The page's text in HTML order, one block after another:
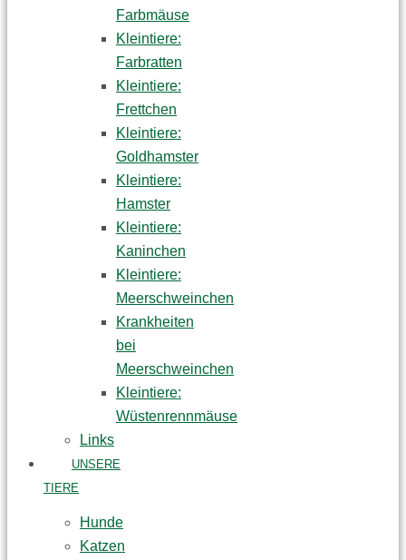
Farbmäuse
Kleintiere:
Farbratten
Kleintiere:
Frettchen
Kleintiere:
Goldhamster
Kleintiere:
Hamster
Kleintiere:
Kaninchen
Kleintiere:
Meerschweinchen
Krankheiten
bei
Meerschweinchen
Kleintiere:
Wüstenrennmäuse
Links
UNSERE
TIERE
Hunde
Katzen